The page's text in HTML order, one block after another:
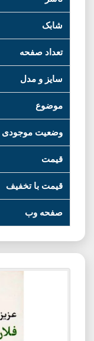
شابک
تعداد صفحه
سایز و مدل
موضوع
وضعیت موجودی
قیمت
قیمت با تخفیف
صفحه وب